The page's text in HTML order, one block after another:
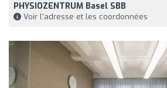
PHYSIOZENTRUM Basel SBB
Voir l'adresse et les coordonnées